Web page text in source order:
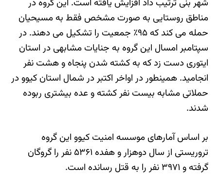
شهر بنی ترتیب داد افزایش یافته است. این گروه در
مناطق روستایی به صورت مشخص فقط به مسیحیان
حمله می کند که ۹۵٪ جمعیت را تشکیل می دهند. در
سپتامبر امسال این گروه به جنایات مشابهی در استان
ایتوری دست زد که به کشته شدن پنجاه و هشت نفر
انجامید. همینطور در اواخر اکتبر در شمال استان کیوو در
حملاتی مشابه بیست نفر کشته و عده بیشتری ربوده
شدند.
بر اساس آمارهای موسسه امنیت کیوو این گروه
تروریستی از سال دوهزار و هفده ۵۳۶۱ نفر را گروگان
گرفته و ۳۹۷۱ نفر را به قتل رسانده است.